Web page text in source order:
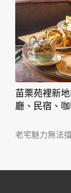
苗栗苑裡新
廳、民宿、
老宅魅力無法